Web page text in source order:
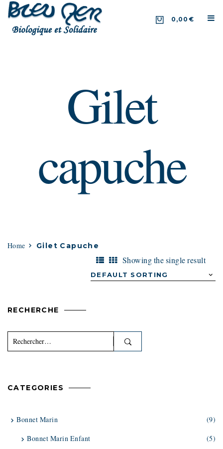
0,00€
Gilet
capuche
Home Gilet Capuche
Showing the single result
RECHERCHE
Rechercher :
CATEGORIES
Bonnet Marin
(9)
Bonnet Marin Enfant
(5)